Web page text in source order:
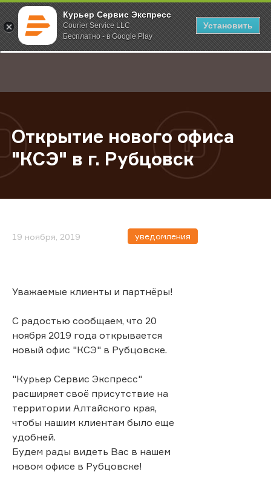
Курьер Сервис Экспресс
Courier Service LLC
Бесплатно - в Google Play
Установить
;
Главная О компании Новости Открытие нового офиса "КСЭ" в
Открытие нового офиса
"КСЭ" в г. Рубцовск
19 ноября, 2019 уведомления
Уважаемые клиенты и партнёры!
С радостью сообщаем, что 20
ноября 2019 года открывается
новый офис "КСЭ" в Рубцовске.
"Курьер Сервис Экспресс"
расширяет своё присутствие на
территории Алтайского края,
чтобы нашим клиентам было еще
удобней.
Будем рады видеть Вас в нашем
новом офисе в Рубцовске!